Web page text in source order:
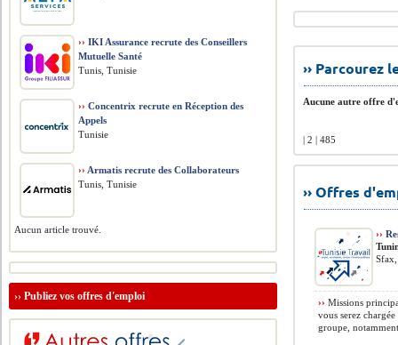
››
Aucune autre offre
| 2 | 485
›› Offres
››
›› Missions
vous serez
groupe,
›› IKI Assurance recrute des Conseillers
Mutuelle Santé
Tunis, Tunisie
›› Concentrix recrute en Réception des
Appels
Tunisie
›› Armatis recrute des Collaborateurs
Tunis, Tunisie
Aucun article trouvé.
››Publiez vos offres d'emploi